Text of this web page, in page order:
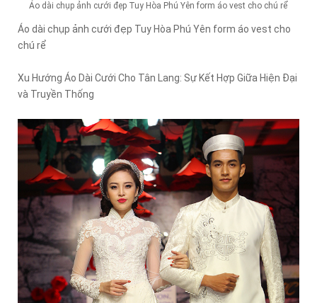
Áo dài chụp ảnh cưới đẹp Tuy Hòa Phú Yên form áo vest cho chú rể
Áo dài chụp ảnh cưới đẹp Tuy Hòa Phú Yên form áo vest cho
chú rể
Xu Hướng Áo Dài Cưới Cho Tân Lang: Sự Kết Hợp Giữa Hiện Đại
và Truyền Thống